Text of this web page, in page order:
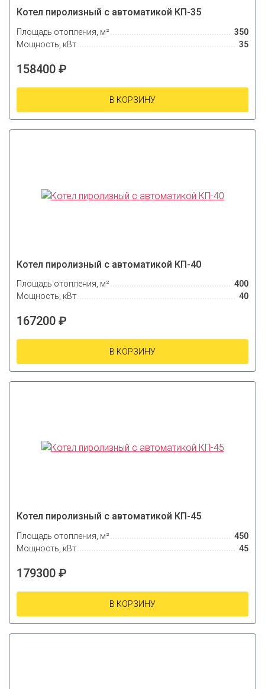
Котел пиролизный с автоматикой КП-35
Площадь отопления, м²
350
Мощность, кВт
35
158400 ₽
В КОРЗИНУ
Котел пиролизный с автоматикой КП-40
Площадь отопления, м²
400
Мощность, кВт
40
167200 ₽
В КОРЗИНУ
Котел пиролизный с автоматикой КП-45
Площадь отопления, м²
450
Мощность, кВт
45
179300 ₽
В КОРЗИНУ